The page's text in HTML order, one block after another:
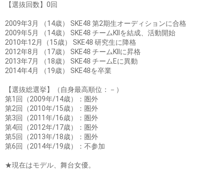
【選抜回数】0回
2009年3月 （14歳） SKE48 第2期生オーディションに合格
2009年5月 （14歳） SKE48 チームKIIを結成、活動開始
2010年12月（15歳） SKE48 研究生に降格
2012年8月 （17歳） SKE48 チームKIIに昇格
2013年7月 （18歳） SKE48 チームEに異動
2014年4月 （19歳） SKE48を卒業
【選抜総選挙】（自身最高順位：－）
第1回（2009年/14歳）：圏外
第2回（2010年/15歳）：圏外
第3回（2011年/16歳）：圏外
第4回（2012年/17歳）：圏外
第5回（2013年/18歳）：圏外
第6回（2014年/19歳）：不参加
★現在はモデル、舞台女優。